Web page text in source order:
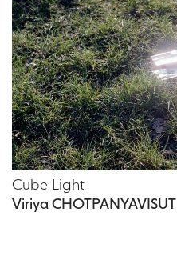
Cube Light
Viriya CHOTPANYAVISUT